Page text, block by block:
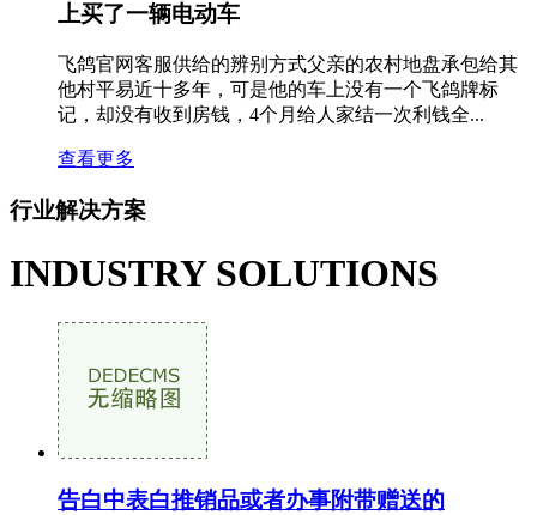
上买了一辆电动车
飞鸽官网客服供给的辨别方式父亲的农村地盘承包给其
他村平易近十多年，可是他的车上没有一个飞鸽牌标
记，却没有收到房钱，4个月给人家结一次利钱全...
查看更多
行业解决方案
INDUSTRY SOLUTIONS
告白中表白推销品或者办事附带赠送的